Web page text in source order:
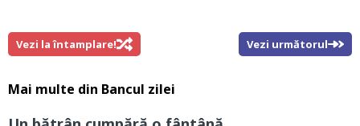
Vezi la întamplare! Vezi următorul
Mai multe din Bancul zilei